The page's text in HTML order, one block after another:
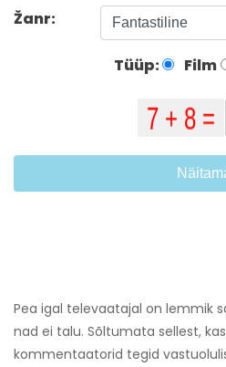
Žanr:
Tüüp: Film
Pea igal televaatajal on lemmik
nad ei talu. Sõltumata sellest,
kommentaatorid tegid